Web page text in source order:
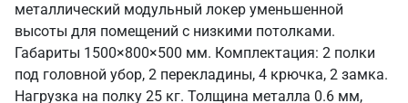
металлический модульный локер уменьшенной
высоты для помещений с низкими потолками.
Габариты 1500×800×500 мм. Комплектация: 2 полки
под головной убор, 2 перекладины, 4 крючка, 2 замка.
Нагрузка на полку 25 кг. Толщина металла 0.6 мм,